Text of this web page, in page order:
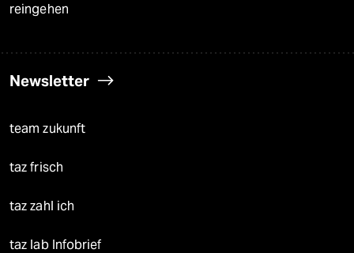
reingehen
Newsletter
team zukunft
taz frisch
taz zahl ich
taz lab Infobrief